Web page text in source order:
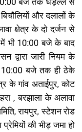
बजे तक धड़ल्ले से
और दलालों के
क्षेत्र के दो दर्जन से
भी 10:00 बजे के बाद
द्वारा जारी नियम के
10:00 बजे तक ही ठेके
के गांव अताईपुर, कोट
, बरझाला के अलावा
रायपुर, स्टेशन रोड
की भीड़ जमा हो